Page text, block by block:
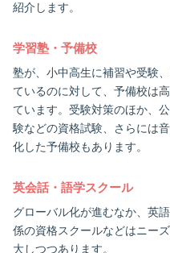
紹介します。
学習塾・予備校
塾が、小中高生に補習や受験
ているのに対して、予備校は
ています。受験対策のほか、
験などの資格試験、さらには
化した予備校もあります。
英会話・語学スクール
グローバル化が進むなか、英
係の資格スクールなどはニー
大しつつあります。